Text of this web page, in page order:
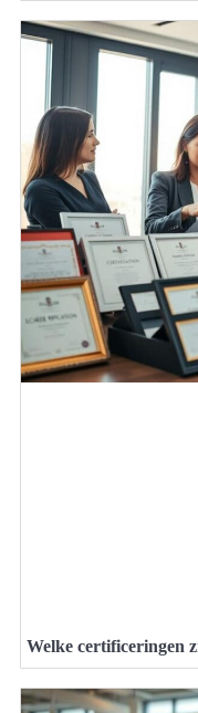
Welke certificeringen